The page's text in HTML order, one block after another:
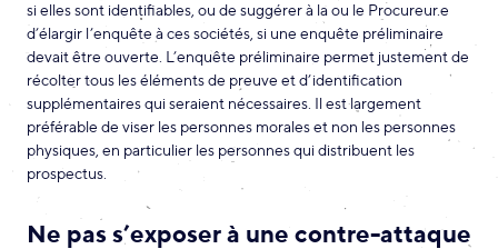
si elles sont identifiables, ou de suggérer à la ou le Procureur.e
d’élargir l’enquête à ces sociétés, si une enquête préliminaire
devait être ouverte. L’enquête préliminaire permet justement de
récolter tous les éléments de preuve et d’identification
supplémentaires qui seraient nécessaires. Il est largement
préférable de viser les personnes morales et non les personnes
physiques, en particulier les personnes qui distribuent les
prospectus.
Ne pas s’exposer à une contre-attaque